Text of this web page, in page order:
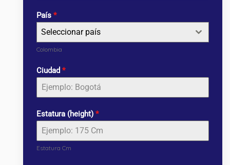
+57
País *
Seleccionar país
Colombia
Ciudad *
Estatura (height) *
Estatura Cm